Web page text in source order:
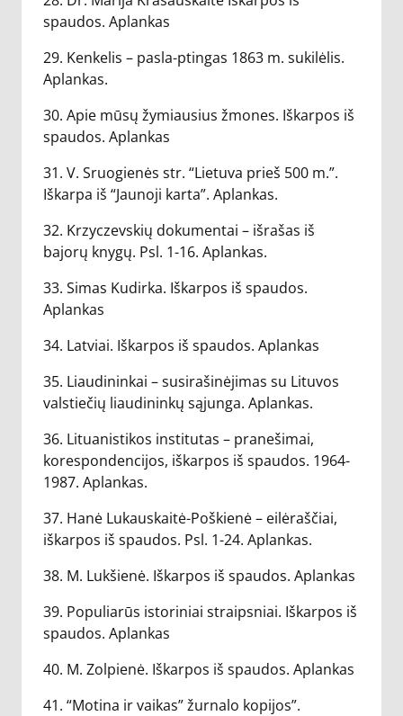
spaudos. Aplankas
29. Kenkelis – pasla-ptingas 1863 m. sukilėlis.
Aplankas.
30. Apie mūsų žymiausius žmones. Iškarpos iš
spaudos. Aplankas
31. V. Sruogienės str. “Lietuva prieš 500 m.”.
Iškarpa iš “Jaunoji karta”. Aplankas.
32. Krzyczevskių dokumentai – išrašas iš
bajorų knygų. Psl. 1-16. Aplankas.
33. Simas Kudirka. Iškarpos iš spaudos.
Aplankas
34. Latviai. Iškarpos iš spaudos. Aplankas
35. Liaudininkai – susirašinėjimas su Lituvos
valstiečių liaudininkų sąjunga. Aplankas.
36. Lituanistikos institutas – pranešimai,
korespondencijos, iškarpos iš spaudos. 1964-
1987. Aplankas.
37. Hanė Lukauskaitė-Poškienė – eilėraščiai,
iškarpos iš spaudos. Psl. 1-24. Aplankas.
38. M. Lukšienė. Iškarpos iš spaudos. Aplankas
39. Populiarūs istoriniai straipsniai. Iškarpos iš
spaudos. Aplankas
40. M. Zolpienė. Iškarpos iš spaudos. Aplankas
41. “Motina ir vaikas” žurnalo kopijos”.